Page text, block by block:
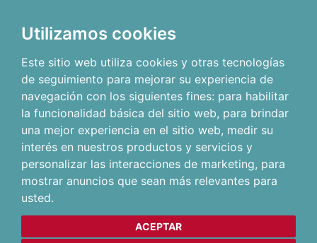
Utilizamos cookies
Este sitio web utiliza cookies y otras tecnologías
de seguimiento para mejorar su experiencia de
navegación con los siguientes fines: para habilitar
la funcionalidad básica del sitio web, para brindar
una mejor experiencia en el sitio web, medir su
interés en nuestros productos y servicios y
personalizar las interacciones de marketing, para
mostrar anuncios que sean más relevantes para
usted.
ACEPTAR